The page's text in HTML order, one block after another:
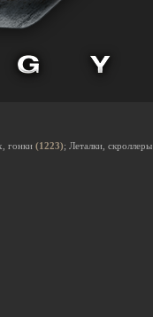
гонки (1223); Леталки, скроллеры